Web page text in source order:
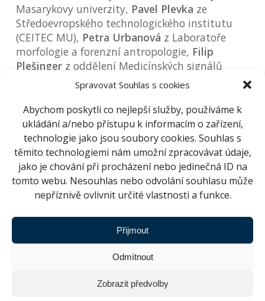
Spravovat Souhlas s cookies
Abychom poskytli co nejlepší služby, používáme k
ukládání a/nebo přístupu k informacím o zařízení,
technologie jako jsou soubory cookies. Souhlas s
těmito technologiemi nám umožní zpracovávat údaje,
jako je chování při procházení nebo jedinečná ID na
tomto webu. Nesouhlas nebo odvolání souhlasu může
nepříznivě ovlivnit určité vlastnosti a funkce.
Přijmout
Odmítnout
Zobrazit předvolby
Masarykovy univerzity, Pavel Plevka ze
Středoevropského technologického institutu
(CEITEC MU), Petra Urbanová z Laboratoře
morfologie a forenzní antropologie, Filip
Plešingerz oddělení Medicínských signálů
Kamil Paruchz Ústavu chemie
Masarykovy univerzity,
Ústavu jazykových a kulturních studií
Mendelovy univerzity v Brně aJan Černockýz
BUT Speech@FIT Vysokého učení technického
v Brně.
Čtrnáctka výjimečných vědců s přehledem
dokázala, že věda dokáže být okouzlující,
uhrančivá, zábavná i překvapivá – ostatně
stejně jako oni sami. A především, že špičková
věda je všude kolem nás. Navíc blíž, než možná
tušíte. Třeba jen pár zastávek tramvají…
nadaných vědců, již teď je jisté, že se necháme